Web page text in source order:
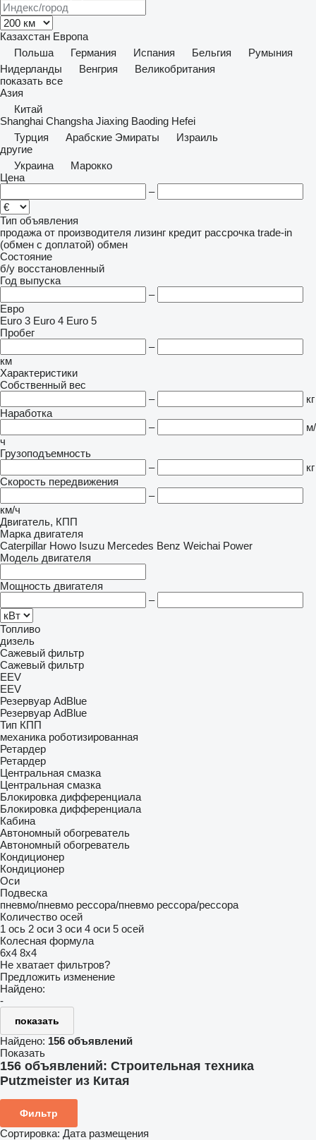
Казахстан Европа
Польша
Германия Испания Бельгия
Румыния
Нидерланды
Венгрия
Великобритания
показать все
Азия
Китай
Shanghai Changsha Jiaxing Baoding Hefei
Турция
Арабские Эмираты
Израиль
другие
Украина
Марокко
Цена
–
Тип объявления
продажа от производителя лизинг кредит рассрочка trade-in
(обмен с доплатой) обмен
Состояние
б/у восстановленный
Год выпуска
–
Евро
Euro 3 Euro 4 Euro 5
Пробег
–
км
Характеристики
Собственный вес
–
кг
Наработка
–
м/
ч
Грузоподъемность
–
кг
Скорость передвижения
–
км/ч
Двигатель, КПП
Марка двигателя
Caterpillar Howo Isuzu Mercedes Benz Weichai Power
Модель двигателя
Мощность двигателя
–
Топливо
дизель
Сажевый фильтр
Сажевый фильтр
EEV
EEV
Резервуар AdBlue
Резервуар AdBlue
Тип КПП
механика роботизированная
Ретардер
Ретардер
Центральная смазка
Центральная смазка
Блокировка дифференциала
Блокировка дифференциала
Кабина
Автономный обогреватель
Автономный обогреватель
Кондиционер
Кондиционер
Оси
Подвеска
пневмо/пневмо рессора/пневмо рессора/рессора
Количество осей
1 ось 2 оси 3 оси 4 оси 5 осей
Колесная формула
6x4 8x4
Не хватает фильтров?
Предложить изменение
Найдено:
-
показать
Найдено: 156 объявлений
Показать
156 объявлений: Строительная техника
Putzmeister из Китая
Фильтр
Сортировка: Дата размещения